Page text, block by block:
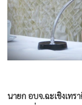
• การเมือง
• ท่องเที่ยว
• กีฬา
• ต่างประเทศ
• จีน
นายก อบจ.ฉะเชิงเทร